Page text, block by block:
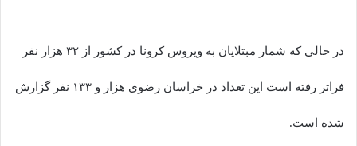
در حالی که شمار مبتلایان به ویروس کرونا در کشور از ۳۲ هزار نفر
فراتر رفته است این تعداد در خراسان رضوی هزار و ۱۳۳ نفر گزارش
شده است.